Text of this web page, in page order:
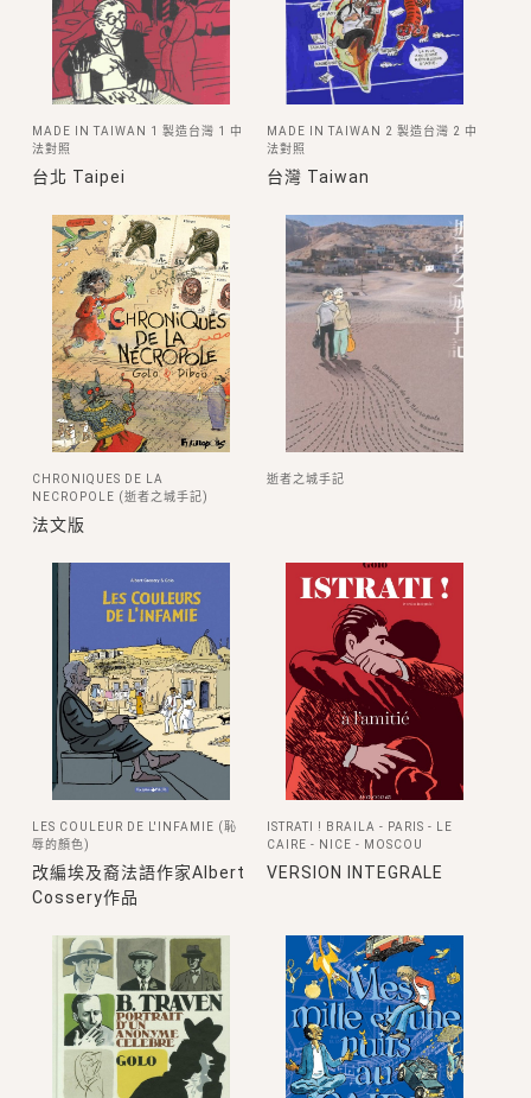
MADE IN TAIWAN 1 製造台灣 1 中
法對照
台北 Taipei
MADE IN TAIWAN 2 製造台灣 2 中
法對照
台灣 Taiwan
CHRONIQUES DE LA
NECROPOLE (逝者之城手記)
法文版
逝者之城手記
LES COULEUR DE L'INFAMIE (恥
辱的顏色)
改編埃及裔法語作家Albert
Cossery作品
ISTRATI ! BRAILA - PARIS - LE
CAIRE - NICE - MOSCOU
VERSION INTEGRALE